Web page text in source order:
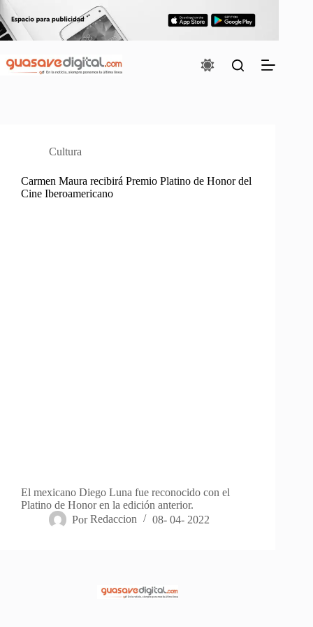
al
contenido
Cultura
Carmen Maura recibirá Premio Platino de Honor del
Cine Iberoamericano
El mexicano Diego Luna fue reconocido con el
Platino de Honor en la edición anterior.
Por Redaccion 08- 04- 2022